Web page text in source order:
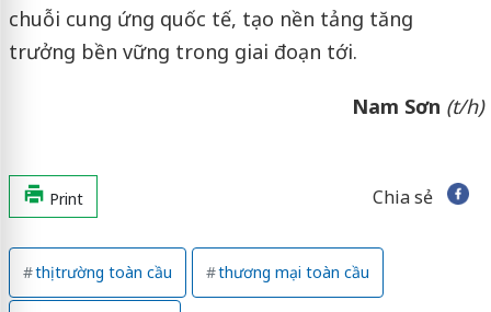
chuỗi cung ứng quốc tế, tạo nền tảng tăng
trưởng bền vững trong giai đoạn tới.
Nam Sơn (t/h)
Print Chia sẻ
thị trường toàn cầu thương mại toàn cầu